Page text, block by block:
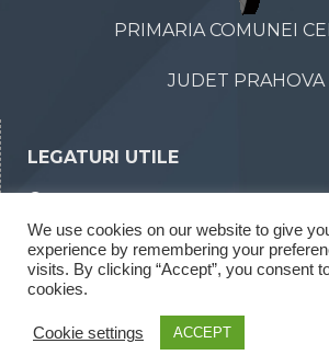
PRIMARIA COMUNEI
JUDET PRAHOVA
LEGATURI UTILE
Declaratii de interese
Rapoarte legea 52/2003
We use cookies on our website to give
experience by remembering your
visits. By clicking “Accept”, you consent
cookies.
Cookie settings ACCEPT